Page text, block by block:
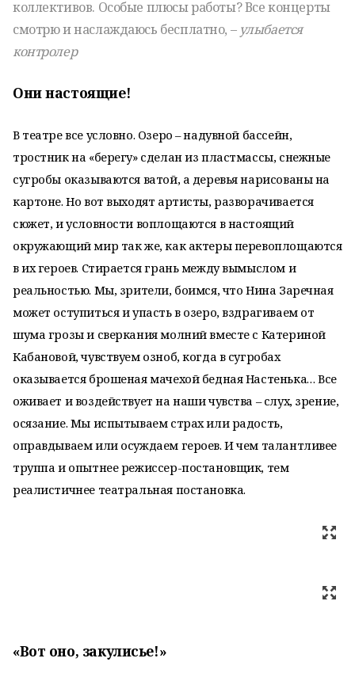
коллективов. Особые плюсы работы? Все концерты
смотрю и наслаждаюсь бесплатно, – улыбается
контролер
Они настоящие!
В театре все условно. Озеро – надувной бассейн,
тростник на «берегу» сделан из пластмассы, снежные
сугробы оказываются ватой, а деревья нарисованы на
картоне. Но вот выходят артисты, разворачивается
сюжет, и условности воплощаются в настоящий
окружающий мир так же, как актеры перевоплощаются
в их героев. Стирается грань между вымыслом и
реальностью. Мы, зрители, боимся, что Нина Заречная
может оступиться и упасть в озеро, вздрагиваем от
шума грозы и сверкания молний вместе с Катериной
Кабановой, чувствуем озноб, когда в сугробах
оказывается брошеная мачехой бедная Настенька… Все
оживает и воздействует на наши чувства – слух, зрение,
осязание. Мы испытываем страх или радость,
оправдываем или осуждаем героев. И чем талантливее
труппа и опытнее режиссер-постановщик, тем
реалистичнее театральная постановка.
«Вот оно, закулисье!»